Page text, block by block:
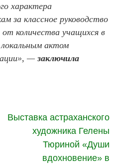
характера
за классное руководство
количества учащихся в
актом
—заключила
Выставка астраханского
художника Гелены
Тюриной «Души
вдохновение» в